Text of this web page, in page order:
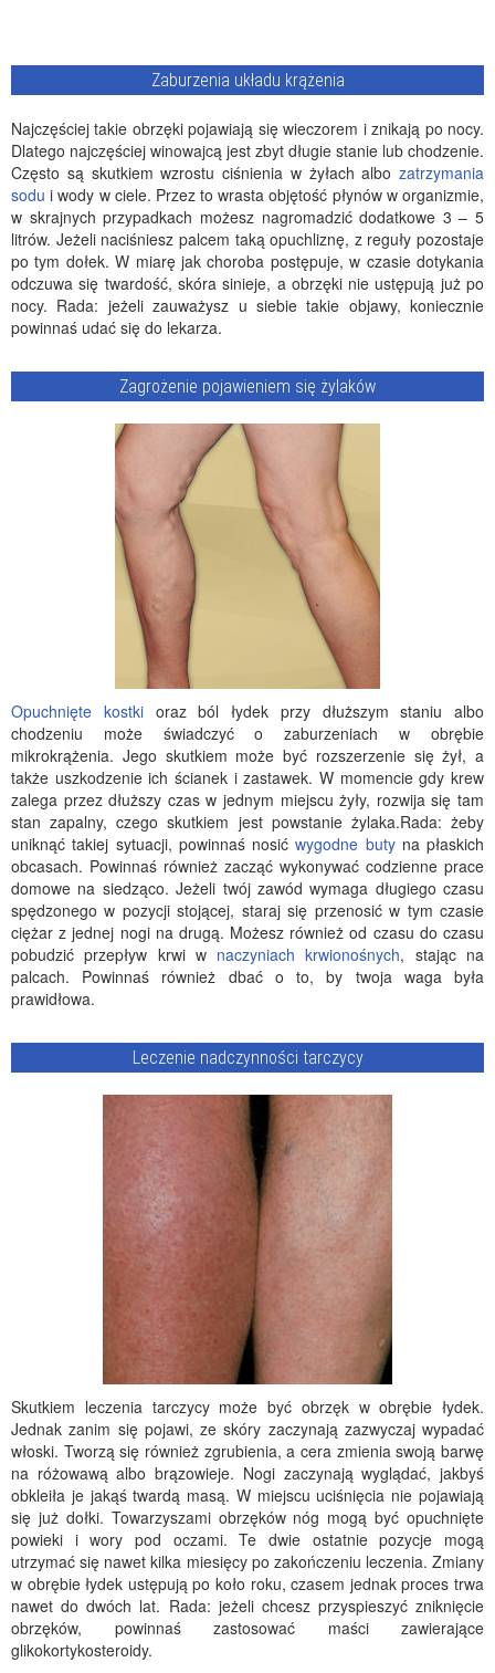
Zaburzenia układu krążenia
Najczęściej takie obrzęki pojawiają się wieczorem i znikają po nocy.
Dlatego najczęściej winowajcą jest zbyt długie stanie lub chodzenie.
Często są skutkiem wzrostu ciśnienia w żyłach albo zatrzymania
sodu i wody w ciele. Przez to wrasta objętość płynów w organizmie,
w skrajnych przypadkach możesz nagromadzić dodatkowe 3 – 5
litrów. Jeżeli naciśniesz palcem taką opuchliznę, z reguły pozostaje
po tym dołek. W miarę jak choroba postępuje, w czasie dotykania
odczuwa się twardość, skóra sinieje, a obrzęki nie ustępują już po
nocy. Rada: jeżeli zauważysz u siebie takie objawy, koniecznie
powinnaś udać się do lekarza.
Zagrożenie pojawieniem się żylaków
Opuchnięte kostkioraz ból łydek przy dłuższym staniu albo
chodzeniu może świadczyć o zaburzeniach w obrębie
mikrokrążenia. Jego skutkiem może być rozszerzenie się żył, a
także uszkodzenie ich ścianek i zastawek. W momencie gdy krew
zalega przez dłuższy czas w jednym miejscu żyły, rozwija się tam
stan zapalny, czego skutkiem jest powstanie żylaka.Rada: żeby
uniknąć takiej sytuacji, powinnaś nosićwygodne butyna płaskich
obcasach. Powinnaś również zacząć wykonywać codzienne prace
domowe na siedząco. Jeżeli twój zawód wymaga długiego czasu
spędzonego w pozycji stojącej, staraj się przenosić w tym czasie
ciężar z jednej nogi na drugą. Możesz również od czasu do czasu
pobudzić przepływ krwi w naczyniach krwionośnych, stając na
palcach. Powinnaś również dbać o to, by twoja waga była
prawidłowa.
Leczenie nadczynności tarczycy
Skutkiem leczenia tarczycy może być obrzęk w obrębie łydek.
Jednak zanim się pojawi, ze skóry zaczynają zazwyczaj wypadać
włoski. Tworzą się również zgrubienia, a cera zmienia swoją barwę
na różowawą albo brązowieje. Nogi zaczynają wyglądać, jakbyś
obkleiła je jakąś twardą masą. W miejscu uciśnięcia nie pojawiają
się już dołki. Towarzyszami obrzęków nóg mogą być opuchnięte
powieki i wory pod oczami. Te dwie ostatnie pozycje mogą
utrzymać się nawet kilka miesięcy po zakończeniu leczenia. Zmiany
w obrębie łydek ustępują po koło roku, czasem jednak proces trwa
nawet do dwóch lat. Rada: jeżeli chcesz przyspieszyć zniknięcie
obrzęków, powinnaś zastosować maści zawierające
glikokortykosteroidy.